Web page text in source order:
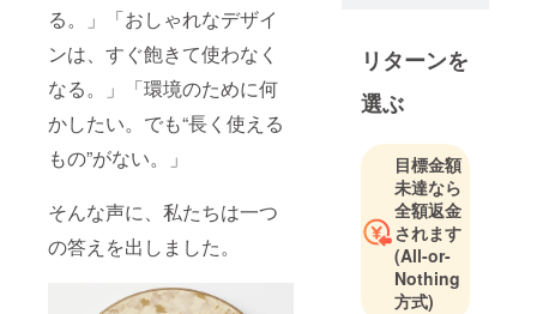
る。」「おしゃれなデザイ
ンは、すぐ飽きて使わなく
なる。」「環境のために何
かしたい。でも“長く使える
もの”がない。」
そんな声に、私たちは一つ
の答えを出しました。
ミシュラン
店、国内外
ホテル、デ
ザイナーと
の実績あり
リターンを
選ぶ
目標金額
未達なら
全額返金
されます
(All-or-
Nothing
方式)